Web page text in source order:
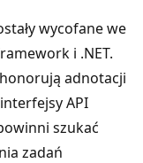
wycofane we
i .NET.
adnotacji
API
szukać
zadań